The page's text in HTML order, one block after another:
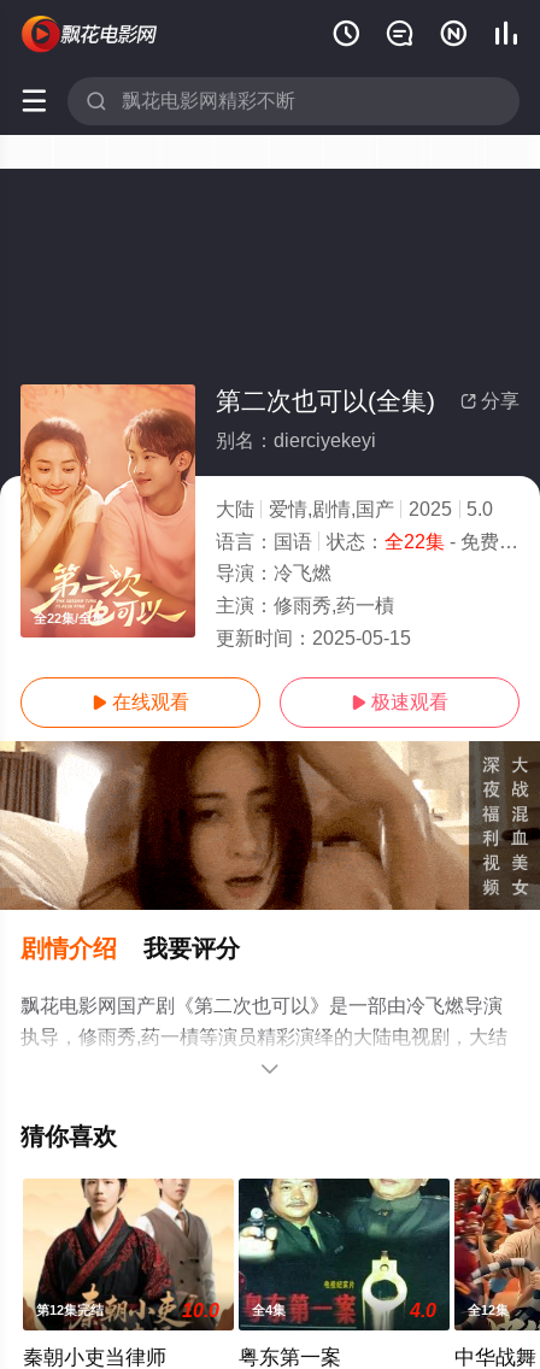
   
 
全22集/全集
 分享
第二次也可以(全集)
别名：dierciyekeyi
大陆 爱情,剧情,国产 2025
5.0
语言： 国语 状态： 全22集- 免费在线观看
导演： 冷飞燃
主演： 修雨秀,药一樍
更新时间： 2025-05-15
 在线观看  极速观看
剧情介绍 我要评分
飘花电影网国产剧《第二次也可以》是一部由冷飞燃导演
执导，修雨秀,药一樍等演员精彩演绎的大陆电视剧，大结
局剧情已揭晓（全22集），手机免费观看高清无删减完整
更多剧情信息可移步至豆瓣电视剧、电视猫或剧情网等平

猜你喜欢
第12集完结 10.0
秦朝小吏当律师
全4集 4.0
粤东第一案
全12集
中华战舞